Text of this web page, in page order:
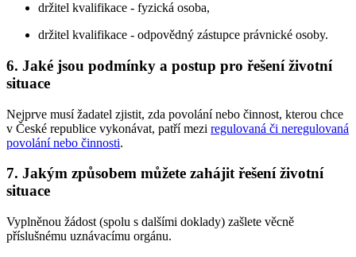
držitel kvalifikace - fyzická osoba,
držitel kvalifikace - odpovědný zástupce právnické osoby.
6. Jaké jsou podmínky a postup pro řešení životní
situace
Nejprve musí žadatel zjistit, zda povolání nebo činnost, kterou chce
v České republice vykonávat, patří mezi regulovaná či neregulovaná
povolání nebo činnosti.
7. Jakým způsobem můžete zahájit řešení životní
situace
Vyplněnou žádost (spolu s dalšími doklady) zašlete věcně
příslušnému uznávacímu orgánu.